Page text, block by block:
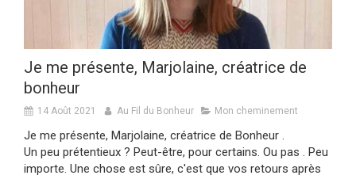
Je me présente, Marjolaine, créatrice de
bonheur
14 Août 2021 Au Fil du Bonheur Mon cheminement
Je me présente, Marjolaine, créatrice de Bonheur .
Un peu prétentieux ? Peut-être, pour certains. Ou pas . Peu
importe. Une chose est sûre, c'est que vos retours après